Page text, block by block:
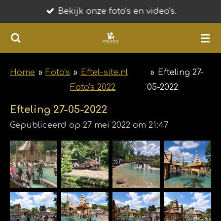
direct
naar
de
hoofdinhoud
Bekijk onze foto's en video's.
Home » Foto's » Eftel-site.nl
Foto's 2022
» Efteling 27-
05-2022
Efteling 27-05-2022
Gepubliceerd op 27 mei 2022 om 21:47